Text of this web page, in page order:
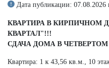
Дата публикации: 07.08.2026
КВАРТИРА В КИРПИЧНОМ
КВАРТАЛ"!!!
СДАЧА ДОМА В ЧЕТВЕРТОМ
Квартира: 1 к 43,56 кв.м., 10